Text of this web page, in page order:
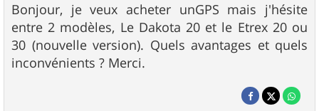
s
s
a
g
e
Bonjour, je veux acheter unGPS mais j'hésite
entre 2 modèles, Le Dakota 20 et le Etrex 20 ou
30 (nouvelle version). Quels avantages et quels
inconvénients ? Merci.